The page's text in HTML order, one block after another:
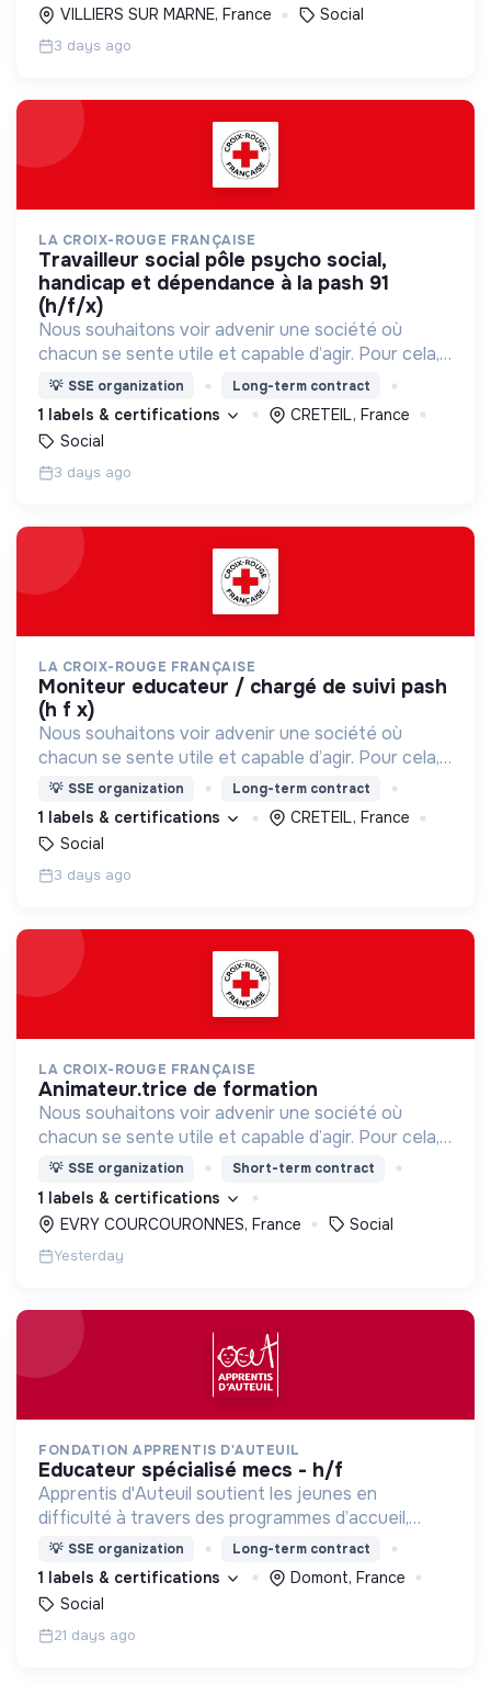
VILLIERS SUR MARNE, France
Social
3 days ago
LA CROIX-ROUGE FRANÇAISE
travailleur social pôle psycho social,
handicap et dépendance à la pash 91
(h/f/x)
Nous souhaitons voir advenir une société où
chacun se sente utile et capable d’agir. Pour cela,
nous proposons des moyens et des lieux
d’engagement innovants et adaptés à tous.
💡 SSE organization Long-term contract
1 labels & certifications
CRETEIL, France
Social
3 days ago
LA CROIX-ROUGE FRANÇAISE
moniteur educateur / chargé de suivi pash
(h f x)
Nous souhaitons voir advenir une société où
chacun se sente utile et capable d’agir. Pour cela,
nous proposons des moyens et des lieux
d’engagement innovants et adaptés à tous.
💡 SSE organization Long-term contract
1 labels & certifications
CRETEIL, France
Social
3 days ago
LA CROIX-ROUGE FRANÇAISE
animateur.trice de formation
Nous souhaitons voir advenir une société où
chacun se sente utile et capable d’agir. Pour cela,
nous proposons des moyens et des lieux
d’engagement innovants et adaptés à tous.
💡 SSE organization Short-term contract
1 labels & certifications
EVRY COURCOURONNES, France
Social
Yesterday
FONDATION APPRENTIS D'AUTEUIL
educateur spécialisé mecs - h/f
Apprentis d'Auteuil soutient les jeunes en
difficulté à travers des programmes d’accueil,
d’éducation, de formation et d’insertion pour leur
permettre de devenir des hommes et des femmes
debout.
💡 SSE organization Long-term contract
1 labels & certifications
Domont, France
Social
21 days ago